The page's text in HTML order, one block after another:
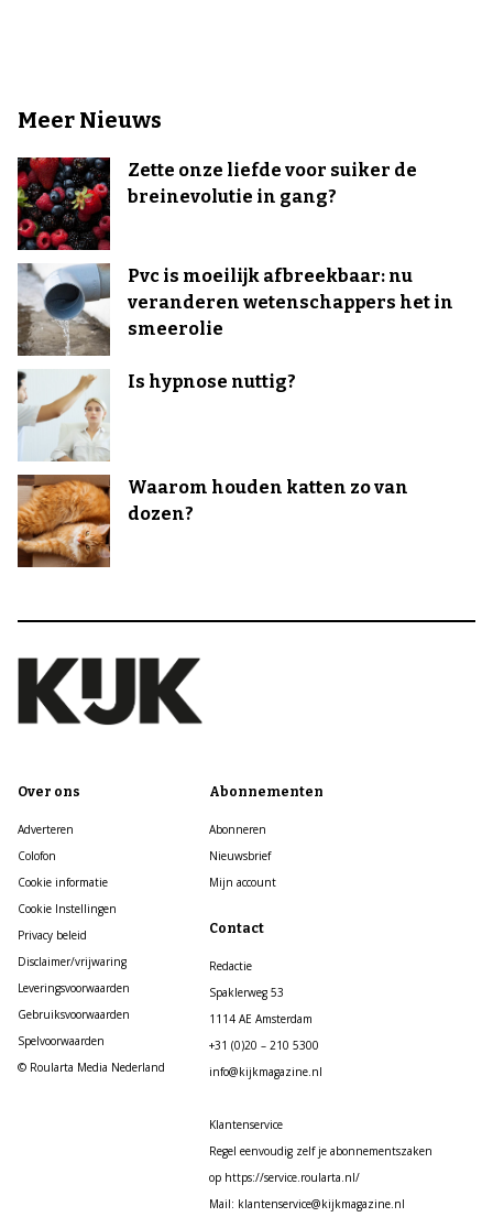
Meer Nieuws
Zette onze liefde voor suiker de
breinevolutie in gang?
Pvc is moeilijk afbreekbaar: nu
veranderen wetenschappers het in
smeerolie
Is hypnose nuttig?
Waarom houden katten zo van
dozen?
Over ons
Adverteren
Colofon
Cookie informatie
Cookie Instellingen
Privacy beleid
Disclaimer/vrijwaring
Leveringsvoorwaarden
Gebruiksvoorwaarden
Spelvoorwaarden
© Roularta Media Nederland
Abonnementen
Abonneren
Nieuwsbrief
Mijn account
Contact
Redactie
Spaklerweg 53
1114 AE Amsterdam
+31 (0)20 – 210 5300
info@kijkmagazine.nl
Klantenservice
Regel eenvoudig zelf je abonnementszaken
op https://service.roularta.nl/
Mail: klantenservice@kijkmagazine.nl